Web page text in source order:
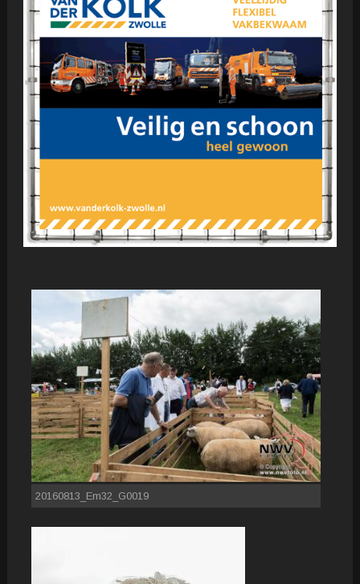
20160813_Em32_G0019